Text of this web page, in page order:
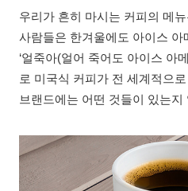
우리가 흔히 마시는 커피의 메뉴
사람들은 한겨울에도 아이스 아
‘얼죽아(얼어 죽어도 아이스 아
로 미국식 커피가 전 세계적으
브랜드에는 어떤 것들이 있는지